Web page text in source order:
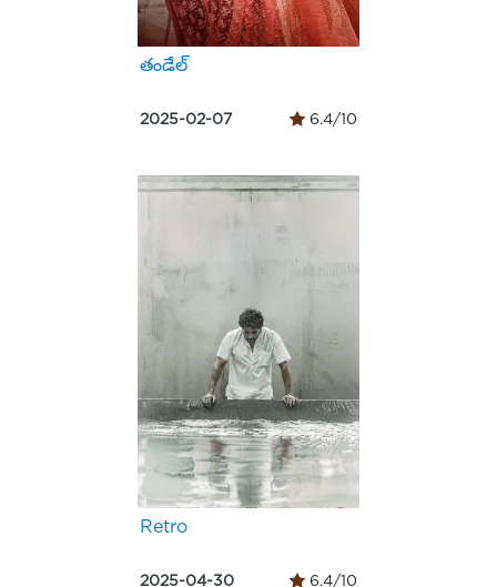
తండేల్
2025-02-07 6.4/10
Retro
2025-04-30 6.4/10